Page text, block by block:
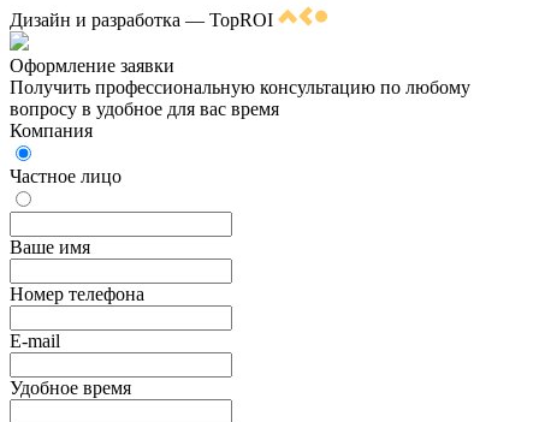
Дизайн и разработка — TopROI
Оформление заявки
Получить профессиональную консультацию по любому
вопросу в удобное для вас время
Компания
Частное лицо
Ваше имя
Номер телефона
E-mail
Удобное время